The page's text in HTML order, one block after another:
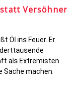
Versöhner
Öl ins Feuer. Er
als Extremisten
machen.